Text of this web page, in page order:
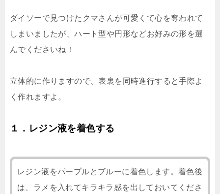
ダイソーで見つけたクマさんが可愛くて心を奪われて
しまいましたが、ハート型や円形などお好みの形を選
んでくださいね！
立体的に作りますので、表裏を同時進行すると手際よ
く作れますよ。
１．レジン液を着色する
レジン液をパープルとブルーに着色します。着色後
は、ラメを入れてキラキラ感を出しておいてくださ